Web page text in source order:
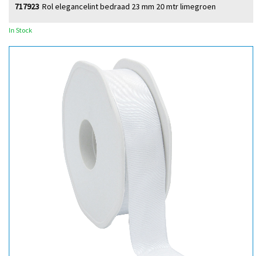
Rol elegancelint bedraad 23 mm 20 mtr limegroen
717923
In Stock